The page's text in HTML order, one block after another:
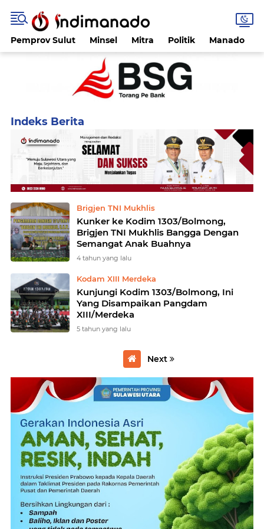
Pemprov Sulut Minsel Mitra Politik Manado
Brigjen TNI Mukhlis
Kunker ke Kodim 1303/Bolmong,
Brigjen TNI Mukhlis Bangga Dengan
Semangat Anak Buahnya
4 tahun yang lalu
Kodam XIII Merdeka
Kunjungi Kodim 1303/Bolmong, Ini
Yang Disampaikan Pangdam
XIII/Merdeka
5 tahun yang lalu
Next